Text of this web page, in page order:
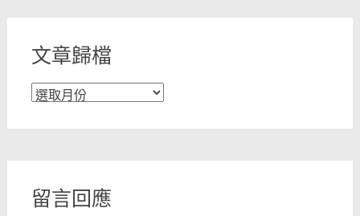
文章歸檔
文
留言回應